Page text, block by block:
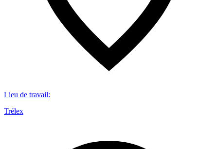
Lieu de travail:
Trélex